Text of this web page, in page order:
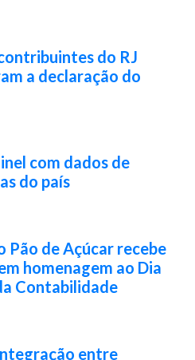
do RJ
a declaração do
com dados de
do país
Pão de Açúcar recebe
homenagem ao Dia
Contabilidade
entre